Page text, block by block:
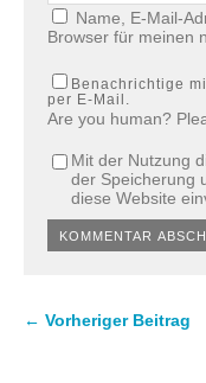
Name, E-Mail-
Browser für meinen
Benachrichtige
per E-Mail.
Are you human?
Mit der Nutzung
der Speicherung
diese Website
← Vorheriger Beitrag